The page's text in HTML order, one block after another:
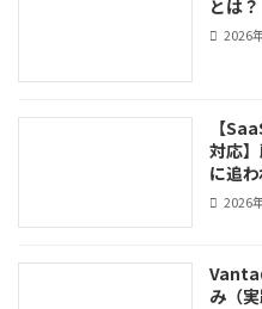
とは？
2026
【
対応
に追
2026
Vanta
み（実